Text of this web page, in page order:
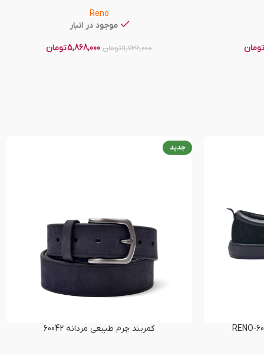
تومان
Reno
موجود در انبار
11,736,000تومان 5,868,000تومان
جدید
کمربند چرم طبیعی مردانه 60042